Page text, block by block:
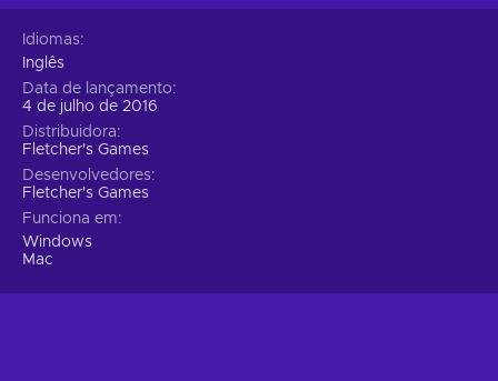
Idiomas
Inglês
Data de lançamento
4 de julho de 2016
Distribuidora
Fletcher's Games
Desenvolvedores
Fletcher's Games
Funciona em
Windows
Mac